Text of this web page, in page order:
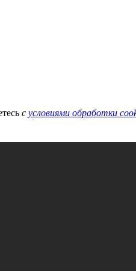
с условиями обработки